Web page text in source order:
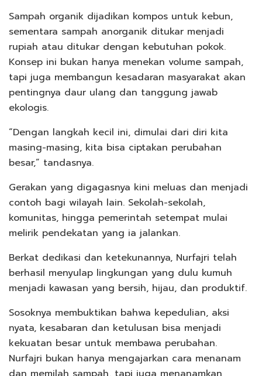
Sampah organik dijadikan kompos untuk kebun,
sementara sampah anorganik ditukar menjadi
rupiah atau ditukar dengan kebutuhan pokok.
Konsep ini bukan hanya menekan volume sampah,
tapi juga membangun kesadaran masyarakat akan
pentingnya daur ulang dan tanggung jawab
ekologis.
“Dengan langkah kecil ini, dimulai dari diri kita
masing-masing, kita bisa ciptakan perubahan
besar,” tandasnya.
Gerakan yang digagasnya kini meluas dan menjadi
contoh bagi wilayah lain. Sekolah-sekolah,
komunitas, hingga pemerintah setempat mulai
melirik pendekatan yang ia jalankan.
Berkat dedikasi dan ketekunannya, Nurfajri telah
berhasil menyulap lingkungan yang dulu kumuh
menjadi kawasan yang bersih, hijau, dan produktif.
Sosoknya membuktikan bahwa kepedulian, aksi
nyata, kesabaran dan ketulusan bisa menjadi
kekuatan besar untuk membawa perubahan.
Nurfajri bukan hanya mengajarkan cara menanam